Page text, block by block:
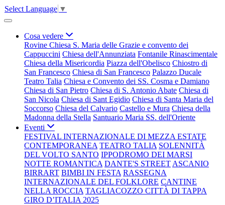
Select Language ▼
Cosa vedere
Rovine Chiesa S. Maria delle Grazie e convento dei
Cappuccini Chiesa dell'Annunziata Fontanile Rinascimentale
Chiesa della Misericordia Piazza dell'Obelisco Chiostro di
San Francesco Chiesa di San Francesco Palazzo Ducale
Teatro Talia Chiesa e Convento dei SS. Cosma e Damiano
Chiesa di San Pietro Chiesa di S. Antonio Abate Chiesa di
San Nicola Chiesa di Sant Egidio Chiesa di Santa Maria del
Soccorso Chiesa del Calvario Castello e Mura Chiesa della
Madonna della Stella Santuario Maria SS. dell'Oriente
Eventi
FESTIVAL INTERNAZIONALE DI MEZZA ESTATE
CONTEMPORANEA TEATRO TALIA SOLENNITÀ
DEL VOLTO SANTO IPPODROMO DEI MARSI
NOTTE ROMANTICA DANTE'S STREET ASCANIO
BIRRART BIMBI IN FESTA RASSEGNA
INTERNAZIONALE DEL FOLKLORE CANTINE
NELLA ROCCIA TAGLIACOZZO CITTÀ DI TAPPA
GIRO D’ITALIA 2025